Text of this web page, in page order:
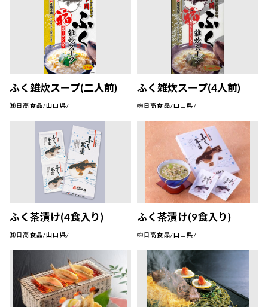
ふく雑炊スープ(二人前)
㈱日高食品/山口県/
ふく雑炊スープ(4人前)
㈱日高食品/山口県/
ふく茶漬け(4食入り)
㈱日高食品/山口県/
ふく茶漬け(9食入り)
㈱日高食品/山口県/